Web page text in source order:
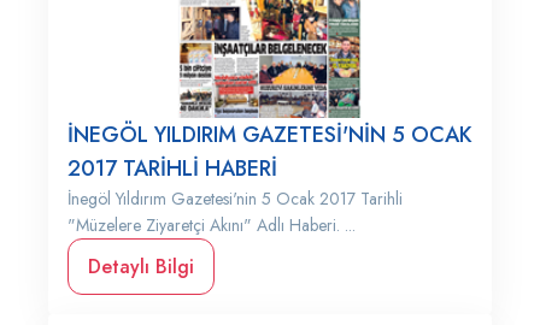
İNEGÖL YILDIRIM GAZETESİ'NİN 5 OCAK
2017 TARİHLİ HABERİ
İnegöl Yıldırım Gazetesi'nin 5 Ocak 2017 Tarihli
"Müzelere Ziyaretçi Akını" Adlı Haberi. ...
Detaylı Bilgi